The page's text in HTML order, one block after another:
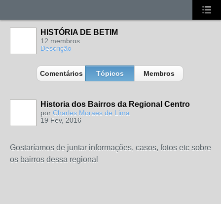
HISTÓRIA DE BETIM
12 membros
Descrição
Comentários Tópicos Membros
Historia dos Bairros da Regional Centro
por Charles Moraes de Lima
19 Fev, 2016
Gostaríamos de juntar informações, casos, fotos etc sobre
os bairros dessa regional